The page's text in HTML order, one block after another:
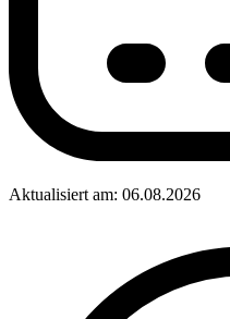
Aktualisiert am: 06.08.2026